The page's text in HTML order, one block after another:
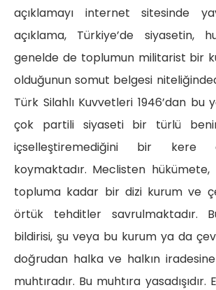
açıklamayı internet sitesinde
açıklama, Türkiye’de siyasetin,
genelde de toplumun militarist bir
olduğunun somut belgesi
Türk Silahlı Kuvvetleri 1946’dan bu
çok partili siyaseti bir türlü
içselleştiremediğini bir kere
koymaktadır. Meclisten
topluma kadar bir dizi kurum ve
örtük tehditler savrulmaktadır.
bildirisi, şu veya bu kurum ya da
doğrudan halka ve halkın
muhtıradır. Bu muhtıra